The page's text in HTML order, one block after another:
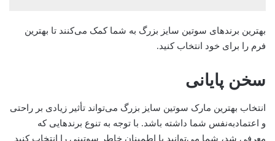
بهترین برندهای سوتین سایز بزرگ به شما کمک می‌کنند تا بهترین
فرم را برای خود انتخاب کنید.
سخن پایانی
انتخاب بهترین مارک سوتین سایز بزرگ می‌تواند تأثیر زیادی بر راحتی
و اعتمادبه‌نفس شما داشته باشد. با توجه به تنوع برندهایی که
معرفی شد، شما می‌توانید با اطمینان خاطر سوتینی را انتخاب کنید